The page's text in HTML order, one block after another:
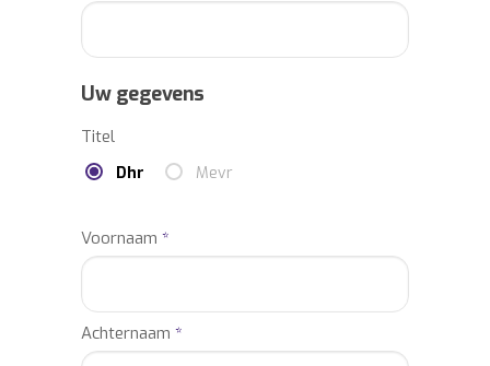
Uw gegevens
Titel
Dhr Mevr
Voornaam *
Achternaam *